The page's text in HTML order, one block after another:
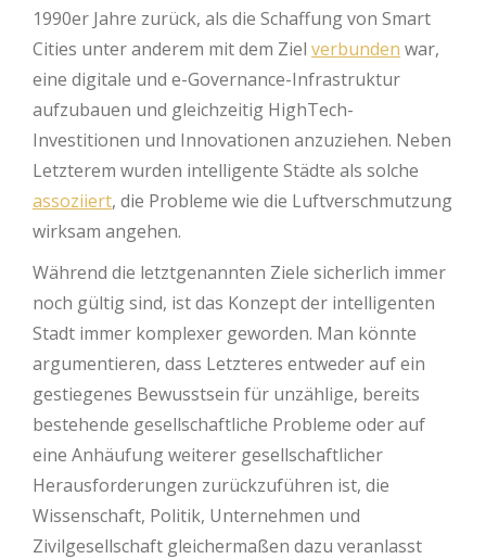
1990er Jahre zurück, als die Schaffung von Smart
Cities unter anderem mit dem Ziel verbunden war,
eine digitale und e-Governance-Infrastruktur
aufzubauen und gleichzeitig HighTech-
Investitionen und Innovationen anzuziehen. Neben
Letzterem wurden intelligente Städte als solche
assoziiert, die Probleme wie die Luftverschmutzung
wirksam angehen.
Während die letztgenannten Ziele sicherlich immer
noch gültig sind, ist das Konzept der intelligenten
Stadt immer komplexer geworden. Man könnte
argumentieren, dass Letzteres entweder auf ein
gestiegenes Bewusstsein für unzählige, bereits
bestehende gesellschaftliche Probleme oder auf
eine Anhäufung weiterer gesellschaftlicher
Herausforderungen zurückzuführen ist, die
Wissenschaft, Politik, Unternehmen und
Zivilgesellschaft gleichermaßen dazu veranlasst